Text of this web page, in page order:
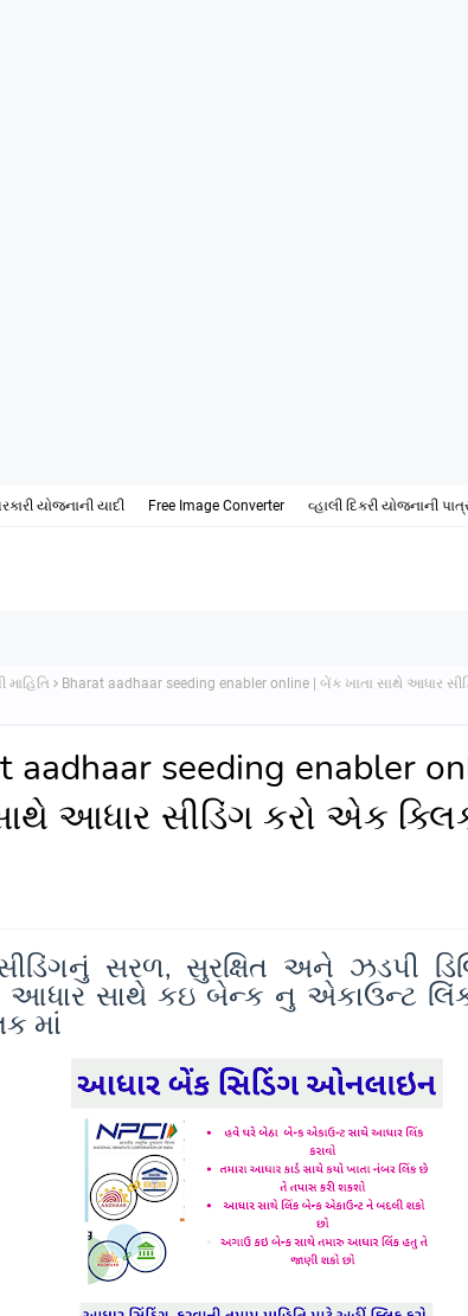
યોજનાની યાદી Free Image Converter વ્હાલી દિકરી યોજનાની
માહિતિ
Bharat aadhaar seeding enabler online | બેંક ખાતા સાથે આધાર
aadhaar seeding enabler
આધાર સીડિંગ કરો એક
સરળ, સુરક્ષિત અને ઝડપી
સાથે કઇ બેન્ક નુ એકાઉન્ટ
માં